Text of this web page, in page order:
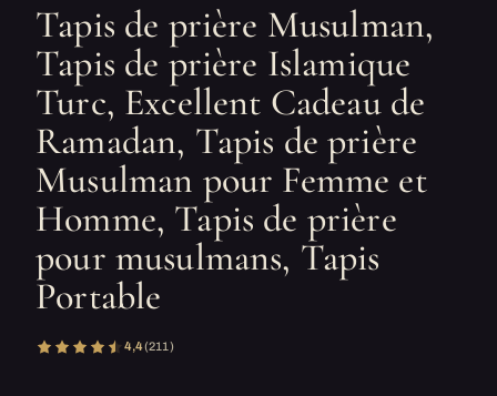
Tapis de prière Musulman,
Tapis de prière Islamique
Turc, Excellent Cadeau de
Ramadan, Tapis de prière
Musulman pour Femme et
Homme, Tapis de prière
pour musulmans, Tapis
Portable
4,4(211)